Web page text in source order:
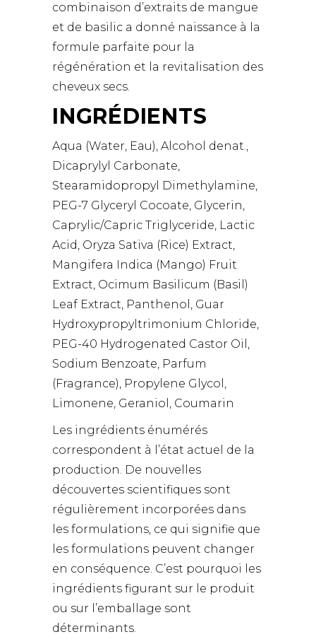
combinaison d’extraits de mangue
et de basilic a donné naissance à la
formule parfaite pour la
régénération et la revitalisation des
cheveux secs.
INGRÉDIENTS
Aqua (Water, Eau), Alcohol denat.,
Dicaprylyl Carbonate,
Stearamidopropyl Dimethylamine,
PEG-7 Glyceryl Cocoate, Glycerin,
Caprylic/Capric Triglyceride, Lactic
Acid, Oryza Sativa (Rice) Extract,
Mangifera Indica (Mango) Fruit
Extract, Ocimum Basilicum (Basil)
Leaf Extract, Panthenol, Guar
Hydroxypropyltrimonium Chloride,
PEG-40 Hydrogenated Castor Oil,
Sodium Benzoate, Parfum
(Fragrance), Propylene Glycol,
Limonene, Geraniol, Coumarin
Les ingrédients énumérés
correspondent à l’état actuel de la
production. De nouvelles
découvertes scientifiques sont
régulièrement incorporées dans
les formulations, ce qui signifie que
les formulations peuvent changer
en conséquence. C’est pourquoi les
ingrédients figurant sur le produit
ou sur l’emballage sont
déterminants.